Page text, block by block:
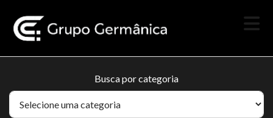
Busca por categoria